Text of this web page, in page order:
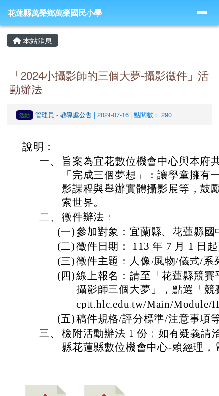
花蓮縣萬榮鄉萬榮國民小學
導覽列
花蓮縣萬榮鄉萬榮國民小學
主內容區域
本站消息
「2024小攝影師的三個大夢-攝影徵件」活
動辦法
活動 管理員 -教導處公告 | 2024-07-16 | 點閱數： 290
說明：
一、
旨案為宜花數位機會中心與本府
「完成三個夢想」：讓學童擁有
影課程與舉辦實體攝影展等，鼓
索世界。
二、 徵件辦法：
(一)參加對象：宜蘭縣、花蓮縣國
(二)徵件日期： 113 年 7 月 1 日
(三)徵件主題：人像/風物/儀式/系
(四)線上報名：請至「花蓮縣競
攝影師三個大夢」，點選「
cptt.hlc.edu.tw/Main/Module/
(五)稿件規格/評分標準/注意事項
三、 檢附活動辦法 1 份；如有疑義請
縣花蓮縣數位機會中心-賴經理，
頁尾區域